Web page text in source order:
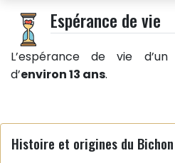
Espérance de vie
L’espérance de vie
d’environ 13 ans.
Histoire et origines du